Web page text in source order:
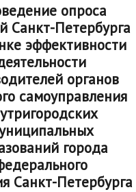
опроса
Санкт-Петербурга
эффективности
органов
самоуправления
города
Санкт-Петербурга